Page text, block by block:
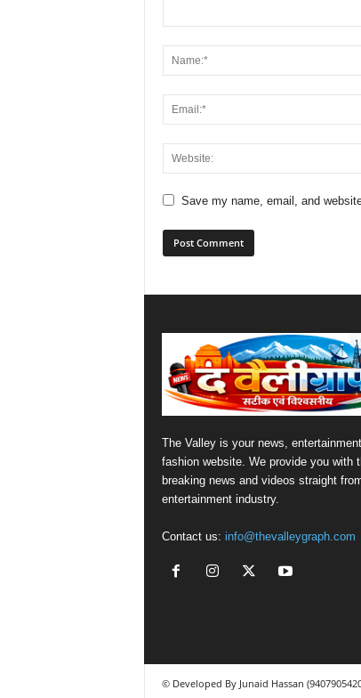
Save my name, email, and
The Valley is your news,
fashion website. We provide you with
breaking news and videos straight
entertainment industry.
Contact us: info@thevalleygraph.com
© Developed By Junaid Hassan